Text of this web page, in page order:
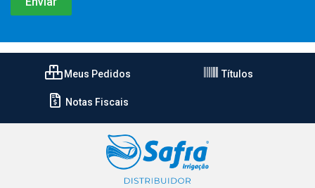
Meus Pedidos Títulos
Notas Fiscais